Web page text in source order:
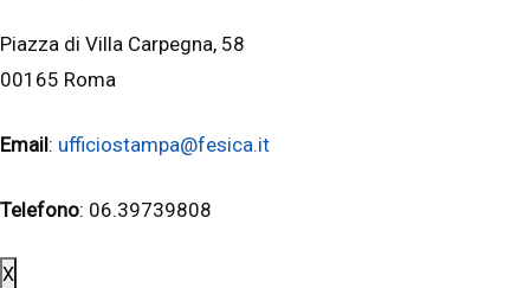
Piazza di Villa Carpegna, 58
00165 Roma
Email: ufficiostampa@fesica.it
Telefono: 06.39739808
X